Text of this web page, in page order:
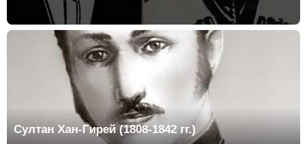
Султан Хан-Гирей (1808-1842 гг.)